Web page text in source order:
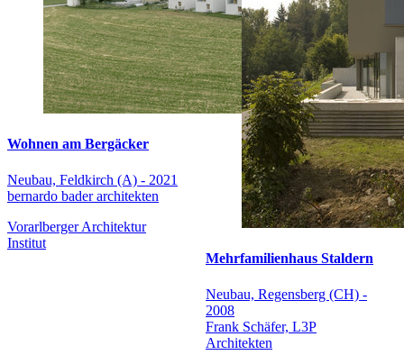
Wohnen am Bergäcker
Neubau, Feldkirch (A) - 2021
bernardo bader architekten
Vorarlberger Architektur
Institut
Mehrfamilienhaus Staldern
Neubau, Regensberg (CH) -
2008
Frank Schäfer, L3P
Architekten